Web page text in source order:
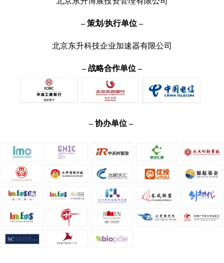
– 策划/执行单位 –
北京东升科技企业加速器有限公司
– 战略合作单位 –
– 协办单位 –